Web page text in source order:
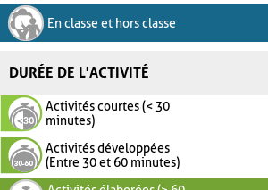
En classe et hors classe
DURÉE DE L'ACTIVITÉ
Activités courtes (< 30
minutes)
Activités développées
(Entre 30 et 60 minutes)